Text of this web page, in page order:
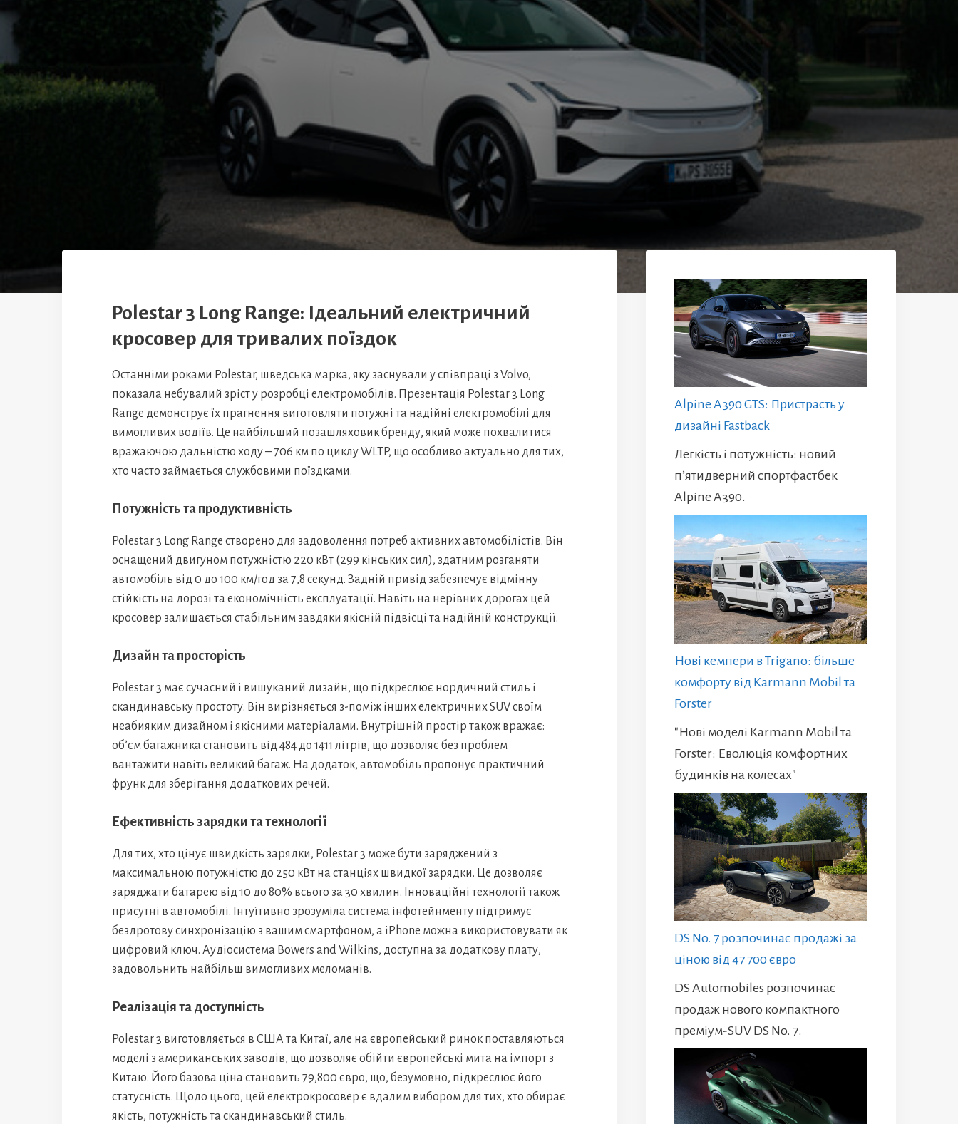
Polestar 3 Long Range: Ідеальний електричний
кросовер для тривалих поїздок
Останніми роками Polestar, шведська марка, яку заснували у співпраці з Volvo,
показала небувалий зріст у розробці електромобілів. Презентація Polestar 3 Long
Range демонструє їх прагнення виготовляти потужні та надійні електромобілі для
вимогливих водіїв. Це найбільший позашляховик бренду, який може похвалитися
вражаючою дальністю ходу – 706 км по циклу WLTP, що особливо актуально для тих,
хто часто займається службовими поїздками.
Потужність та продуктивність
Polestar 3 Long Range створено для задоволення потреб активних автомобілістів. Він
оснащений двигуном потужністю 220 кВт (299 кінських сил), здатним розганяти
автомобіль від 0 до 100 км/год за 7,8 секунд. Задній привід забезпечує відмінну
стійкість на дорозі та економічність експлуатації. Навіть на нерівних дорогах цей
кросовер залишається стабільним завдяки якісній підвісці та надійній конструкції.
Дизайн та просторість
Polestar 3 має сучасний і вишуканий дизайн, що підкреслює нордичний стиль і
скандинавську простоту. Він вирізняється з-поміж інших електричних SUV своїм
неабияким дизайном і якісними матеріалами. Внутрішній простір також вражає:
об’єм багажника становить від 484 до 1411 літрів, що дозволяє без проблем
вантажити навіть великий багаж. На додаток, автомобіль пропонує практичний
фрунк для зберігання додаткових речей.
Ефективність зарядки та технології
Для тих, хто цінує швидкість зарядки, Polestar 3 може бути заряджений з
максимальною потужністю до 250 кВт на станціях швидкої зарядки. Це дозволяє
заряджати батарею від 10 до 80% всього за 30 хвилин. Інноваційні технології також
присутні в автомобілі. Інтуїтивно зрозуміла система інфотейнменту підтримує
бездротову синхронізацію з вашим смартфоном, а iPhone можна використовувати як
цифровий ключ. Аудіосистема Bowers and Wilkins, доступна за додаткову плату,
задовольнить найбільш вимогливих меломанів.
Реалізація та доступність
Polestar 3 виготовляється в США та Китаї, але на європейський ринок поставляються
моделі з американських заводів, що дозволяє обійти європейські мита на імпорт з
Китаю. Його базова ціна становить 79,800 євро, що, безумовно, підкреслює його
статусність. Щодо цього, цей електрокросовер є вдалим вибором для тих, хто обирає
якість, потужність та скандинавський стиль.
Alpine A390 GTS: Пристрасть у
дизайні Fastback
Легкість і потужність: новий
п’ятидверний спортфастбек
Alpine A390.
Нові кемпери в Trigano: більше
комфорту від Karmann Mobil та
Forster
"Нові моделі Karmann Mobil та
Forster: Еволюція комфортних
будинків на колесах"
DS No. 7 розпочинає продажі за
ціною від 47 700 євро
DS Automobiles розпочинає
продаж нового компактного
преміум-SUV DS No. 7.